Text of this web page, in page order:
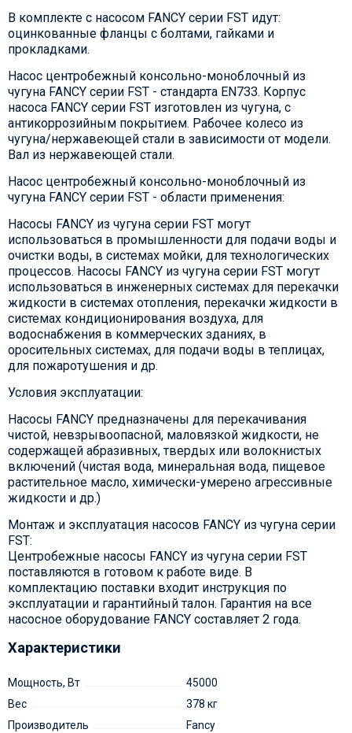
В комплекте с насосом FANCY серии FST идут:
оцинкованные фланцы с болтами, гайками и
прокладками.
Насос центробежный консольно-моноблочный из
чугуна FANCY серии FST - стандарта EN733. Корпус
насоса FANCY серии FST изготовлен из чугуна, с
антикоррозийным покрытием. Рабочее колесо из
чугуна/нержавеющей стали в зависимости от модели.
Вал из нержавеющей стали.
Насос центробежный консольно-моноблочный из
чугуна FANCY серии FST - области применения:
Насосы FANCY из чугуна серии FST могут
использоваться в промышленности для подачи воды и
очистки воды, в системах мойки, для технологических
процессов. Насосы FANCY из чугуна серии FST могут
использоваться в инженерных системах для перекачки
жидкости в системах отопления, перекачки жидкости в
системах кондиционирования воздуха, для
водоснабжения в коммерческих зданиях, в
оросительных системах, для подачи воды в теплицах,
для пожаротушения и др.
Условия эксплуатации:
Насосы FANCY предназначены для перекачивания
чистой, невзрывоопасной, маловязкой жидкости, не
содержащей абразивных, твердых или волокнистых
включений (чистая вода, минеральная вода, пищевое
растительное масло, химически-умерено агрессивные
жидкости и др.)
Монтаж и эксплуатация насосов FANCY из чугуна серии
FST:
Центробежные насосы FANCY из чугуна серии FST
поставляются в готовом к работе виде. В
комплектацию поставки входит инструкция по
эксплуатации и гарантийный талон. Гарантия на все
насосное оборудование FANCY составляет 2 года.
Характеристики
Мощность, Вт
45000
Вес
378 кг
Производитель
Fancy